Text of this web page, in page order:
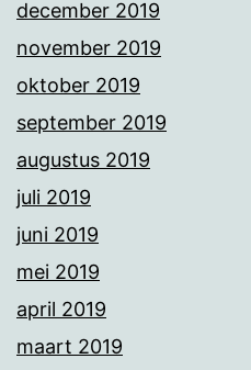
december 2019
november 2019
oktober 2019
september 2019
augustus 2019
juli 2019
juni 2019
mei 2019
april 2019
maart 2019